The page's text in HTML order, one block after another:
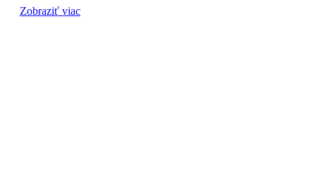
Zobraziť viac